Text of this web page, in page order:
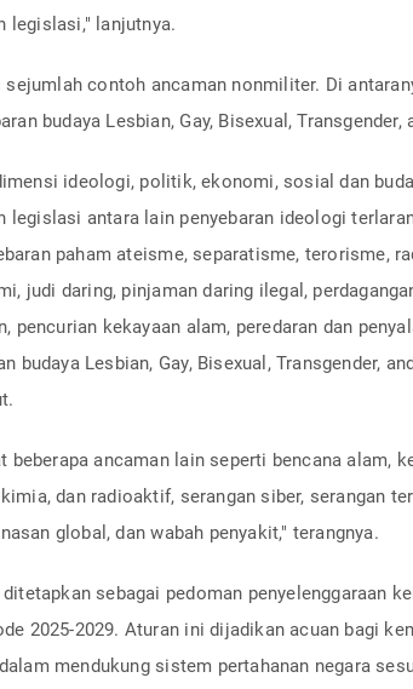
legislasi," lanjutnya.
contoh ancaman nonmiliter. Di
budaya Lesbian, Gay, Bisexual, Transgender,
ideologi, politik, ekonomi, sosial dan
legislasi antara lain penyebaran ideologi
paham ateisme, separatisme, terorisme,
judi daring, pinjaman daring ilegal,
pencurian kekayaan alam, peredaran dan
budaya Lesbian, Gay, Bisexual, Transgender,
beberapa ancaman lain seperti bencana alam,
dan radioaktif, serangan siber, serangan
global, dan wabah penyakit," terangnya.
sebagai pedoman penyelenggaraan
2025-2029. Aturan ini dijadikan acuan bagi
mendukung sistem pertahanan negara